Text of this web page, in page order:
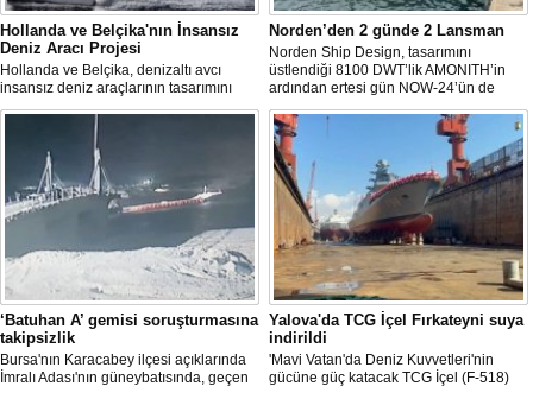
Hollanda ve Belçika'nın İnsansız
Deniz Aracı Projesi
Hollanda ve Belçika, denizaltı avcı
insansız deniz araçlarının tasarımını
başlattı. Proje, 2 ülkenin deniz
kuvvetlerinin gelecekteki denizaltı karşıtı
yeteneklerini desteklemeyi amaçlıyor.
Norden’den 2 günde 2 Lansman
Norden Ship Design, tasarımını
üstlendiği 8100 DWT’lik AMONITH’in
ardından ertesi gün NOW-24’ün de
denize kavuşmasını kutladı.
‘Batuhan A’ gemisi soruşturmasına
takipsizlik
Bursa'nın Karacabey ilçesi açıklarında
İmralı Adası'nın güneybatısında, geçen
Yalova'da TCG İçel Fırkateyni suya
indirildi
'Mavi Vatan'da Deniz Kuvvetleri'nin
gücüne güç katacak TCG İçel (F-518)